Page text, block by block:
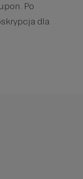
Po
dla